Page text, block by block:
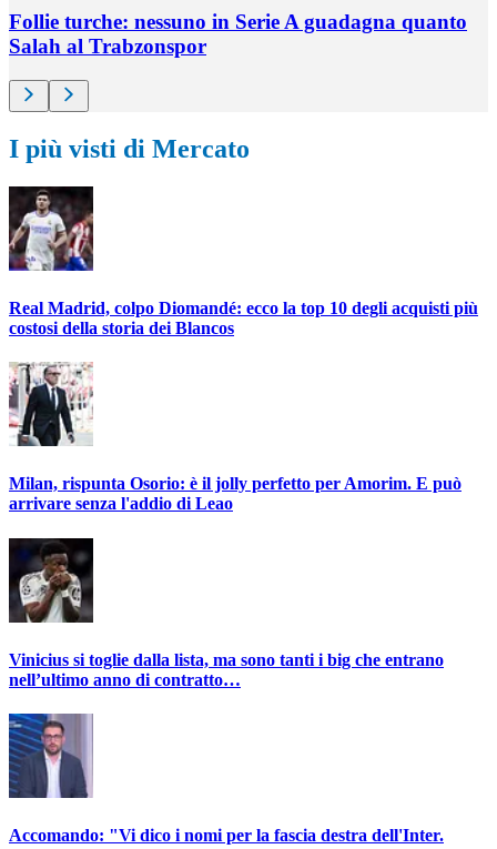
Follie turche: nessuno in Serie A guadagna quanto
Salah al Trabzonspor
I più visti di Mercato
Real Madrid, colpo Diomandé: ecco la top 10 degli acquisti più
costosi della storia dei Blancos
Milan, rispunta Osorio: è il jolly perfetto per Amorim. E può
arrivare senza l'addio di Leao
Vinicius si toglie dalla lista, ma sono tanti i big che entrano
nell’ultimo anno di contratto…
Accomando: "Vi dico i nomi per la fascia destra dell'Inter.